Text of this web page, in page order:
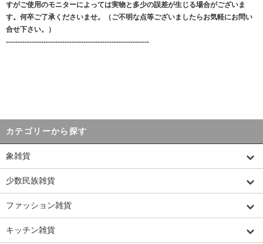
すがご使用のモニターによっては実物と多少の誤差が生じる場合がございま
す。何卒ご了承くださいませ。（ご不明な点等ございましたらお気軽にお問い
合せ下さい。）
-------------------------------------------------------------
カテゴリーから探す
象雑貨
少数民族雑貨
ファッション雑貨
キッチン雑貨